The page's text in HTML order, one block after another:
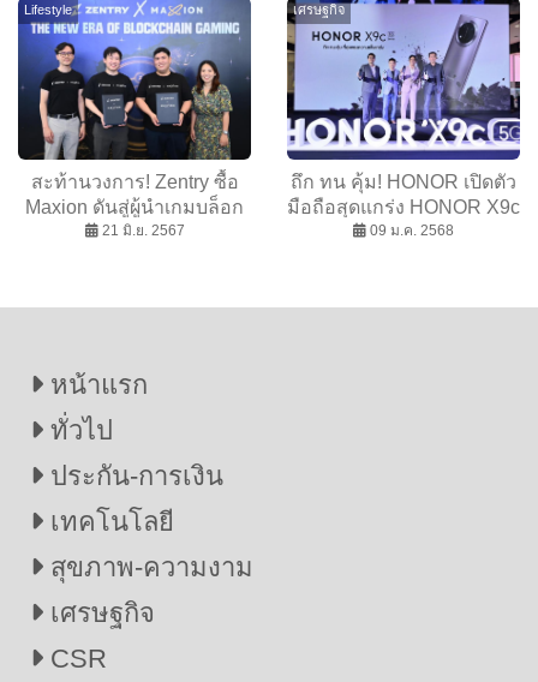
กลุ่มเปราะบาง
Lifestyle
สะท้านวงการ! Zentry ซื้อ
Maxion ดันสู่ผู้นำเกมบล็อก
เชนระดับโลก ประเดิม IP
21 มิ.ย. 2567
เศรษฐกิจ
ถึก ทน คุ้ม! HONOR เปิดตัว
มือถือสุดแกร่ง HONOR X9c
5G ต้อนรับปีใหม่
09 ม.ค. 2568
หน้าแรก
ทั่วไป
ประกัน-การเงิน
เทคโนโลยี
สุขภาพ-ความงาม
เศรษฐกิจ
CSR